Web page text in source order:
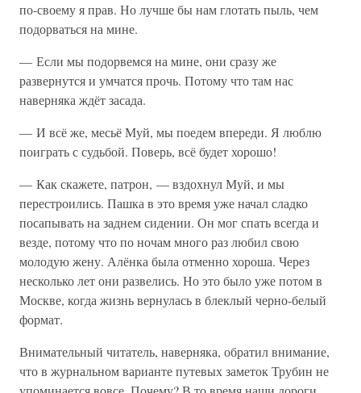
по-своему я прав. Но лучше бы нам глотать пыль, чем
подорваться на мине.
— Если мы подорвемся на мине, они сразу же
развернутся и умчатся прочь. Потому что там нас
наверняка ждёт засада.
— И всё же, месьё Муй, мы поедем впереди. Я люблю
поиграть с судьбой. Поверь, всё будет хорошо!
— Как скажете, патрон, — вздохнул Муй, и мы
перестроились. Пашка в это время уже начал сладко
посапывать на заднем сидении. Он мог спать всегда и
везде, потому что по ночам много раз любил свою
молодую жену. Алёнка была отменно хороша. Через
несколько лет они развелись. Но это было уже потом в
Москве, когда жизнь вернулась в блеклый черно-белый
формат.
Внимательный читатель, наверняка, обратил внимание,
что в журнальном варианте путевых заметок Трубин не